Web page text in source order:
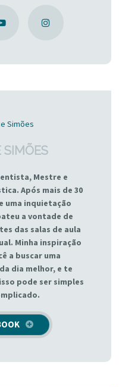
SIMÕES
Mestre e
Após mais de 30
uma inquietação
a vontade de
das salas de aula
Minha inspiração
a buscar uma
dia melhor, e te
pode ser simples